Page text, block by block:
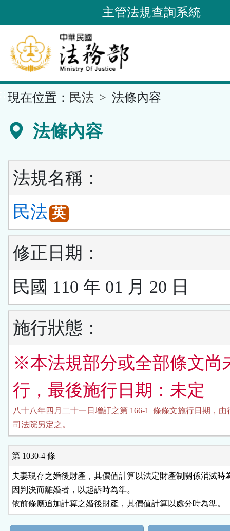
到
要
內
容
區
主管法規查詢系統
現在位置： 民法 法條內容
法條內容
法規名稱：
民法 英
修正日期：
民國 110 年 01 月 20 日
施行狀態：
※本法規部分或全部條文尚
行，最後施行日期：未定
八十八年四月二十一日增訂之第 166-1  條條文施行日期，由
司法院另定之。
第 1030-4 條
夫妻現存之婚後財產，其價值計算以法定財產制關係消滅時
因判決而離婚者，以起訴時為準。
依前條應追加計算之婚後財產，其價值計算以處分時為準。